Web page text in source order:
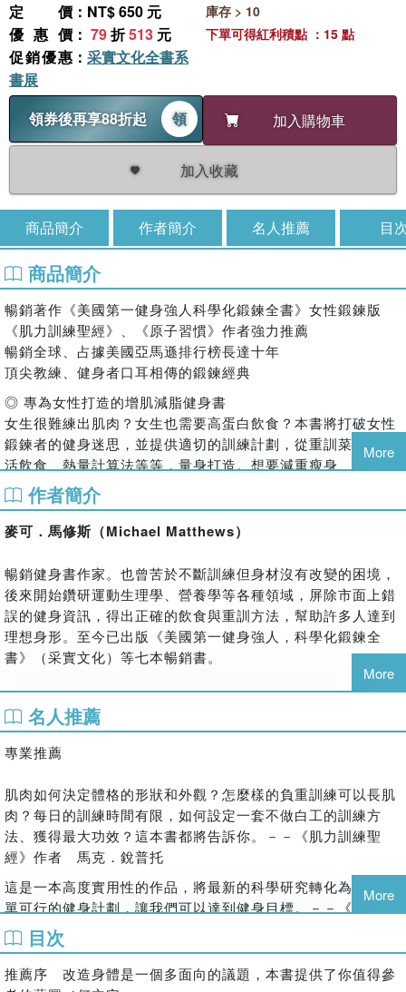
定價 ：NT$ 650 元
優惠價 ： 79折513 元
促銷優惠 ： 采實文化全書系
書展
領券後再享88折起
領 加入購物車
加入收藏
庫存 > 10
下單可得紅利積點 ：15 點
商品簡介 作者簡介 名人推薦 目
商品簡介
暢銷著作《美國第一健身強人科學化鍛鍊全書》女性鍛鍊版
《肌力訓練聖經》、《原子習慣》作者強力推薦
暢銷全球、占據美國亞馬遜排行榜長達十年
頂尖教練、健身者口耳相傳的鍛鍊經典
◎ 專為女性打造的增肌減脂健身書
女生很難練出肌肉？女生也需要高蛋白飲食？本書將打破女性
鍛鍊者的健身迷思，並提供適切的訓練計劃，從重訓菜單、靈
活飲食、熱量計算法等等，量身打造。想要減重瘦身、建立完
美體態，或是增強肌力，本書皆提供詳盡的飲食與重訓計畫。
◎ 美國第一健身強人，寫給女生的科學化重訓公式
1.肌力訓練公式
練菜單，即能達到有效鍛鍊。依據女性體能差異與需求，訓練
採取重量相對輕，但扎實訓練次數增多的方式。簡單易記的關
鍵公式如下：
2－3：每次訓練二到三個主要肌群
8－10：每組扎實組做八到十次
2.體格雕塑鍛鍊公式
女生主要鍛鍊七大肌群：包括：胸、肩、背、手臂、核心、
腿、臀部。因身體組成不同，不同於男生只需鍛鍊六大肌群，
女生需特別需要加強鍛鍊臀部肌群。
◎ 3種飲食×3階段重訓計劃，訓練菜單
美國第一健身強人以多年累積的經驗，設定最適合女性的飲食
與重訓計劃，並帶你了解，制定個人的飲食與訓練菜單的方
法。
1. 3種飲食計劃
可依書中提供的體脂標準，檢視自己需減脂或增肌，再選擇適
定要維持「乾淨飲食」、必須吃營養品等健身飲食迷思，建立
2、3階段重訓計劃
More
作者簡介
麥可．馬修斯（Michael Matthews）
暢銷健身書作家。也曾苦於不斷訓練但身材沒有改變的困境，
後來開始鑽研運動生理學、營養學等各種領域，屏除市面上錯
誤的健身資訊，得出正確的飲食與重訓方法，幫助許多人達到
理想身形。至今已出版《美國第一健身強人，科學化鍛鍊全
書》（采實文化）等七本暢銷書。
譯者簡介
賴孟怡
曾於南非留學工作六年，喜歡看書，喜歡寫作，譯著有《美國
第一健身強人，科學化鍛鍊全書》、《初學者基礎重訓指南》
（采實文化）等二十餘本。
王念慈
熱愛文字與閱讀，因此選擇讓人生轉了個彎，一腳從學術臨床
栽進了天天跟文字和新知為伍的譯者人生。享受每天在做中學
的翻譯生活，更希望透過文字的力量傳遞一些正面能量，使世
界更美好。
審定者簡介
More
名人推薦
專業推薦
肌肉如何決定體格的形狀和外觀？怎麼樣的負重訓練可以長肌
肉？每日的訓練時間有限，如何設定一套不做白工的訓練方
法、獲得最大功效？這本書都將告訴你。－－《肌力訓練聖
經》作者 馬克．銳普托
這是一本高度實用性的作品，將最新的科學研究轉化為一套簡
單可行的健身計劃，讓我們可以達到健身目標。－－《原子習
慣》作者 詹姆斯．克利爾
怪獸肌力及體能訓練中心總教練 何立安
健身型YouTuber 奇德講健身
More
目次
推薦序 改造身體是一個多面向的議題，本書提供了你值得參